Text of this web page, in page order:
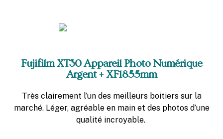
Fujifilm XT30 Appareil Photo Numérique
Argent + XF1855mm
Très clairement l’un des meilleurs boitiers sur la
marché. Léger, agréable en main et des photos d’une
qualité incroyable.